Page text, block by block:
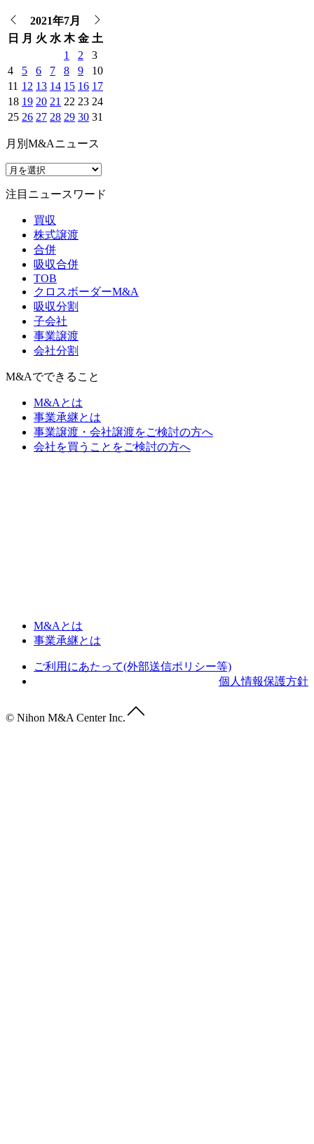
2021年7月
日
月 火 水 木 金 土
1
2
3
4
5 6 7 8 9
10
11 12 13 14 15 16 17
18 19 20 21 22 23 24
25 26 27 28 29 30 31
月別M&Aニュース
注目ニュースワード
買収
株式譲渡
合併
吸収合併
TOB
クロスボーダーM&A
吸収分割
子会社
事業譲渡
会社分割
M&Aでできること
M&Aとは
事業承継とは
事業譲渡・会社譲渡をご検討の方へ
会社を買うことをご検討の方へ
M&Aとは
事業承継とは
ご利用にあたって(外部送信ポリシー等)
個人情報保護方針
© Nihon M&A Center Inc.